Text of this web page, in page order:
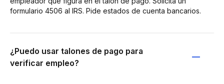
formulario 4506 al IRS. Pide estados de cuenta bancarios.
¿Puedo usar talones de pago para
verificar empleo?